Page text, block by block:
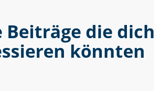
Beiträge die dich
könnten